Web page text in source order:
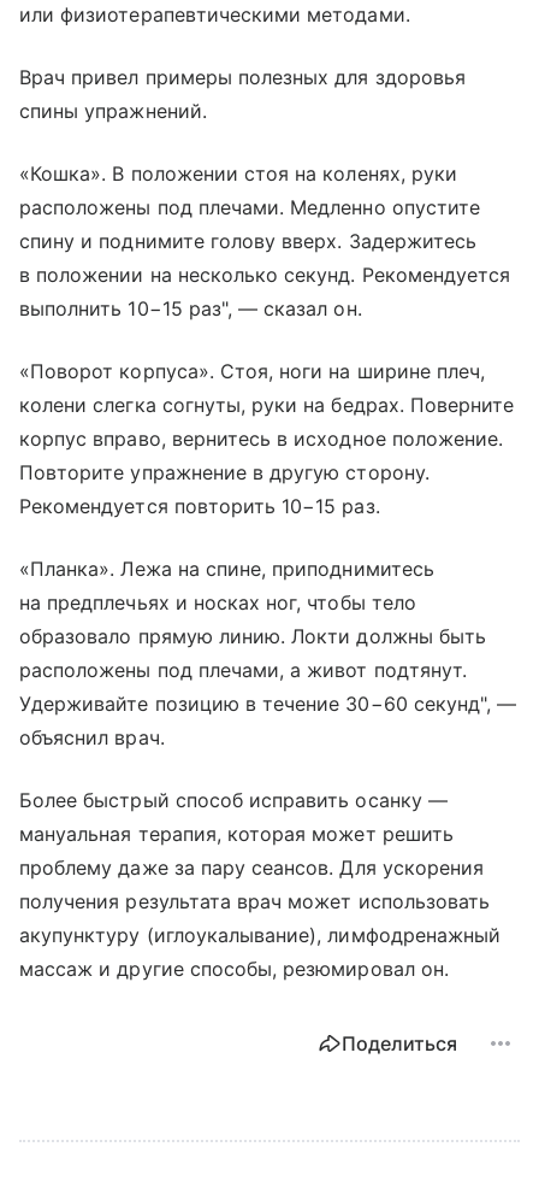
или физиотерапевтическими методами.
Врач привел примеры полезных для здоровья
спины упражнений.
«Кошка». В положении стоя на коленях, руки
расположены под плечами. Медленно опустите
спину и поднимите голову вверх. Задержитесь
в положении на несколько секунд. Рекомендуется
выполнить 10−15 раз", — сказал он.
«Поворот корпуса». Стоя, ноги на ширине плеч,
колени слегка согнуты, руки на бедрах. Поверните
корпус вправо, вернитесь в исходное положение.
Повторите упражнение в другую сторону.
Рекомендуется повторить 10−15 раз.
«Планка». Лежа на спине, приподнимитесь
на предплечьях и носках ног, чтобы тело
образовало прямую линию. Локти должны быть
расположены под плечами, а живот подтянут.
Удерживайте позицию в течение 30−60 секунд", —
объяснил врач.
Более быстрый способ исправить осанку —
мануальная терапия, которая может решить
проблему даже за пару сеансов. Для ускорения
получения результата врач может использовать
акупунктуру (иглоукалывание), лимфодренажный
массаж и другие способы, резюмировал он.
Поделиться